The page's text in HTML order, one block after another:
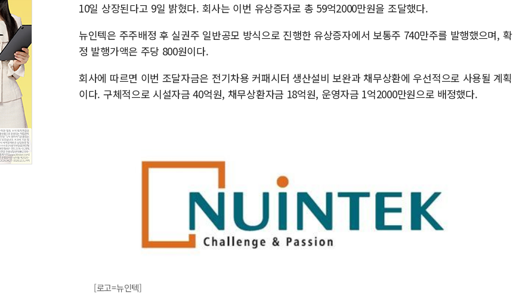
10일 상장된다고 9일 밝혔다. 회사는 이번 유상증자로 총 59억2000만원을 조달했다.
뉴인텍은 주주배정 후 실권주 일반공모 방식으로 진행한 유상증자에서 보통주 740만주를 발행했으며, 확
정 발행가액은 주당 800원이다.
회사에 따르면 이번 조달자금은 전기차용 커패시터 생산설비 보완과 채무상환에 우선적으로 사용될 계획
이다. 구체적으로 시설자금 40억원, 채무상환자금 18억원, 운영자금 1억2000만원으로 배정했다.
[로고=뉴인텍]